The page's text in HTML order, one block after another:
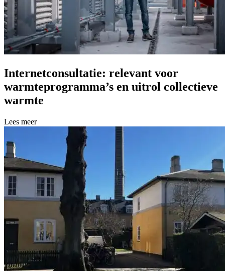
Internetconsultatie: relevant voor
warmteprogramma’s en uitrol collectieve
warmte
Lees meer over Internetconsultatie: relevant voor
Lees meer